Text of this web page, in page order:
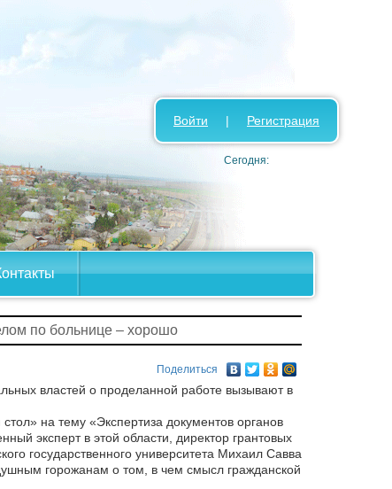
Войти | Регистрация
Сегодня:
по больнице – хорошо
Поделиться
властей о проделанной работе вызывают в
на тему «Экспертиза документов органов
эксперт в этой области, директор грантовых
государственного университета Михаил Савва
горожанам о том, в чем смысл гражданской